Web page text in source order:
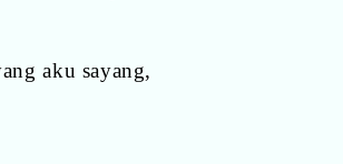
aku sayang,